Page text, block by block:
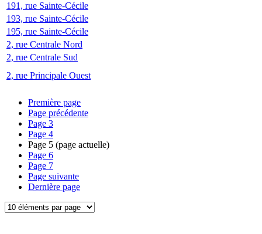
191, rue Sainte-Cécile
193, rue Sainte-Cécile
195, rue Sainte-Cécile
2, rue Centrale Nord
2, rue Centrale Sud
2, rue Principale Ouest
Première page
Page précédente
Page 3
Page 4
Page 5 (page actuelle)
Page 6
Page 7
Page suivante
Dernière page